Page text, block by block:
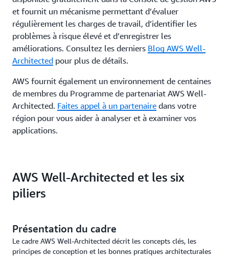
et fournit un mécanisme permettant d’évaluer
régulièrement les charges de travail, d’identifier les
problèmes à risque élevé et d’enregistrer les
améliorations. Consultez les derniers Blog AWS Well-
Architected pour plus de détails.
AWS fournit également un environnement de centaines
de membres du Programme de partenariat AWS Well-
Architected. Faites appel à un partenaire dans votre
région pour vous aider à analyser et à examiner vos
applications.
AWS Well-Architected et les six
piliers
Présentation du cadre
Le cadre AWS Well-Architected décrit les concepts clés, les
principes de conception et les bonnes pratiques architecturales